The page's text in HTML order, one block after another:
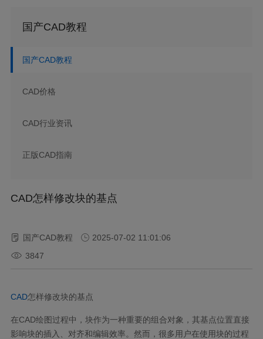
国产CAD教程
国产CAD教程
CAD价格
CAD行业资讯
正版CAD指南
CAD怎样修改块的基点
国产CAD教程
2025-07-02 11:01:06
3847
CAD怎样修改块的基点
在CAD绘图过程中，块作为一种重要的组合对象，其基点位置直接
影响块的插入、对齐和编辑效率。然而，很多用户在使用块的过程